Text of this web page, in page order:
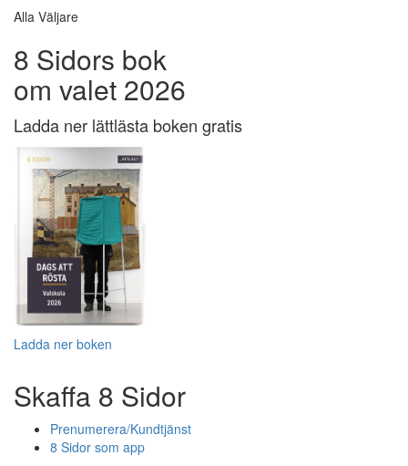
Alla Väljare
8 Sidors bok
om valet 2026
Ladda ner lättlästa boken gratis
Ladda ner boken
Skaffa 8 Sidor
Prenumerera/Kundtjänst
8 Sidor som app